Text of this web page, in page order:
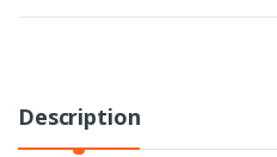
Description